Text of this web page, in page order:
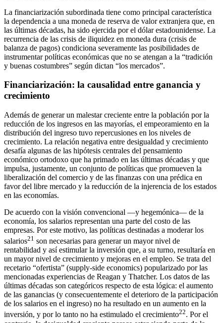
La financiarización subordinada tiene como principal característica
la dependencia a una moneda de reserva de valor extranjera que, en
las últimas décadas, ha sido ejercida por el dólar estadounidense. La
recurrencia de las crisis de iliquidez en moneda dura (crisis de
balanza de pagos) condiciona severamente las posibilidades de
instrumentar políticas económicas que no se atengan a la “tradición
y buenas costumbres” según dictan “los mercados”.
Financiarización: la causalidad entre ganancia y
crecimiento
Además de generar un malestar creciente entre la población por la
reducción de los ingresos en las mayorías, el empeoramiento en la
distribución del ingreso tuvo repercusiones en los niveles de
crecimiento. La relación negativa entre desigualdad y crecimiento
desafía algunas de las hipótesis centrales del pensamiento
económico ortodoxo que ha primado en las últimas décadas y que
impulsa, justamente, un conjunto de políticas que promueven la
liberalización del comercio y de las finanzas con una prédica en
favor del libre mercado y la reducción de la injerencia de los estados
en las economías.
De acuerdo con la visión convencional —y hegemónica— de la
economía, los salarios representan una parte del costo de las
empresas. Por este motivo, las políticas destinadas a moderar los
salarios21 son necesarias para generar un mayor nivel de
rentabilidad y así estimular la inversión que, a su turno, resultaría en
un mayor nivel de crecimiento y mejoras en el empleo. Se trata del
recetario “ofertista” (supply-side economics) popularizado por las
mencionadas experiencias de Reagan y Thatcher. Los datos de las
últimas décadas son categóricos respecto de esta lógica: el aumento
de las ganancias (y consecuentemente el deterioro de la participación
de los salarios en el ingreso) no ha resultado en un aumento en la
inversión, y por lo tanto no ha estimulado el crecimiento22. Por el